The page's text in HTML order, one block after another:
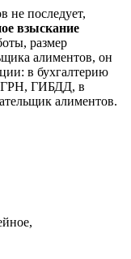
не последует,
взыскание
размер
алиментов, он
в бухгалтерию
ГИБДД, в
алиментов.